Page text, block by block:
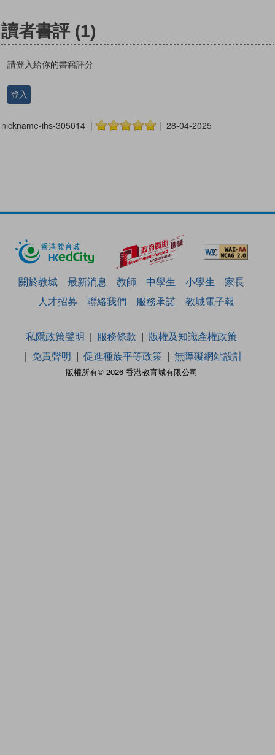
讀者書評 (1)
請登入給你的書籍評分
登入
nickname-ihs-305014 | | 28-04-2025
關於教城 最新消息 教師 中學生 小學生
家長
人才招募
聯絡我們 服務承諾 教城電子報
版權所有© 2026 香港教育城有限公司
私隱政策聲明 服務條款
版權及知識產權政策
免責聲明
促進種族平等政策 無障礙網站設計